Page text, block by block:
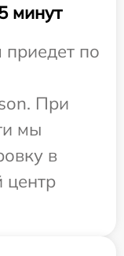
минут
по
При
мы
в
центр